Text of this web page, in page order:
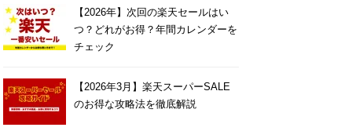
【2026年】次回の楽天セールはい
つ？どれがお得？年間カレンダーを
チェック
【2026年3月】楽天スーパーSALE
のお得な攻略法を徹底解説